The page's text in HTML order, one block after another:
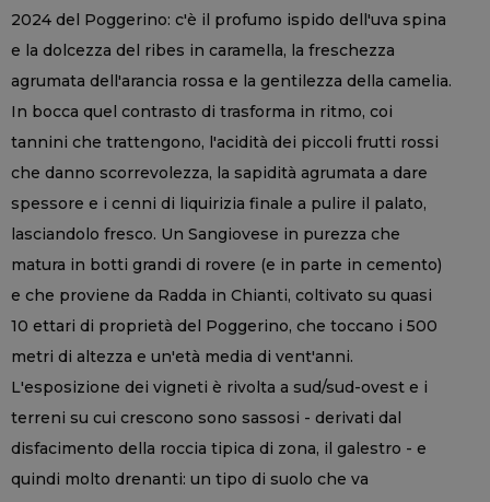
2024 del Poggerino: c'è il profumo ispido dell'uva spina
e la dolcezza del ribes in caramella, la freschezza
agrumata dell'arancia rossa e la gentilezza della camelia.
In bocca quel contrasto di trasforma in ritmo, coi
tannini che trattengono, l'acidità dei piccoli frutti rossi
che danno scorrevolezza, la sapidità agrumata a dare
spessore e i cenni di liquirizia finale a pulire il palato,
lasciandolo fresco. Un Sangiovese in purezza che
matura in botti grandi di rovere (e in parte in cemento)
e che proviene da Radda in Chianti, coltivato su quasi
10 ettari di proprietà del Poggerino, che toccano i 500
metri di altezza e un'età media di vent'anni.
L'esposizione dei vigneti è rivolta a sud/sud-ovest e i
terreni su cui crescono sono sassosi - derivati dal
disfacimento della roccia tipica di zona, il galestro - e
quindi molto drenanti: un tipo di suolo che va